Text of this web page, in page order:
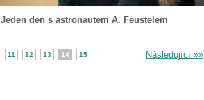
Jeden den s astronautem A. Feustelem
11 12 13 14 15 Následující »»